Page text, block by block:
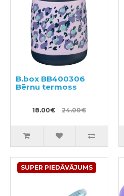
B.box BB400306
Bērnu termoss
18.00€ 24.00€
SUPER PIEDĀVĀJUMS